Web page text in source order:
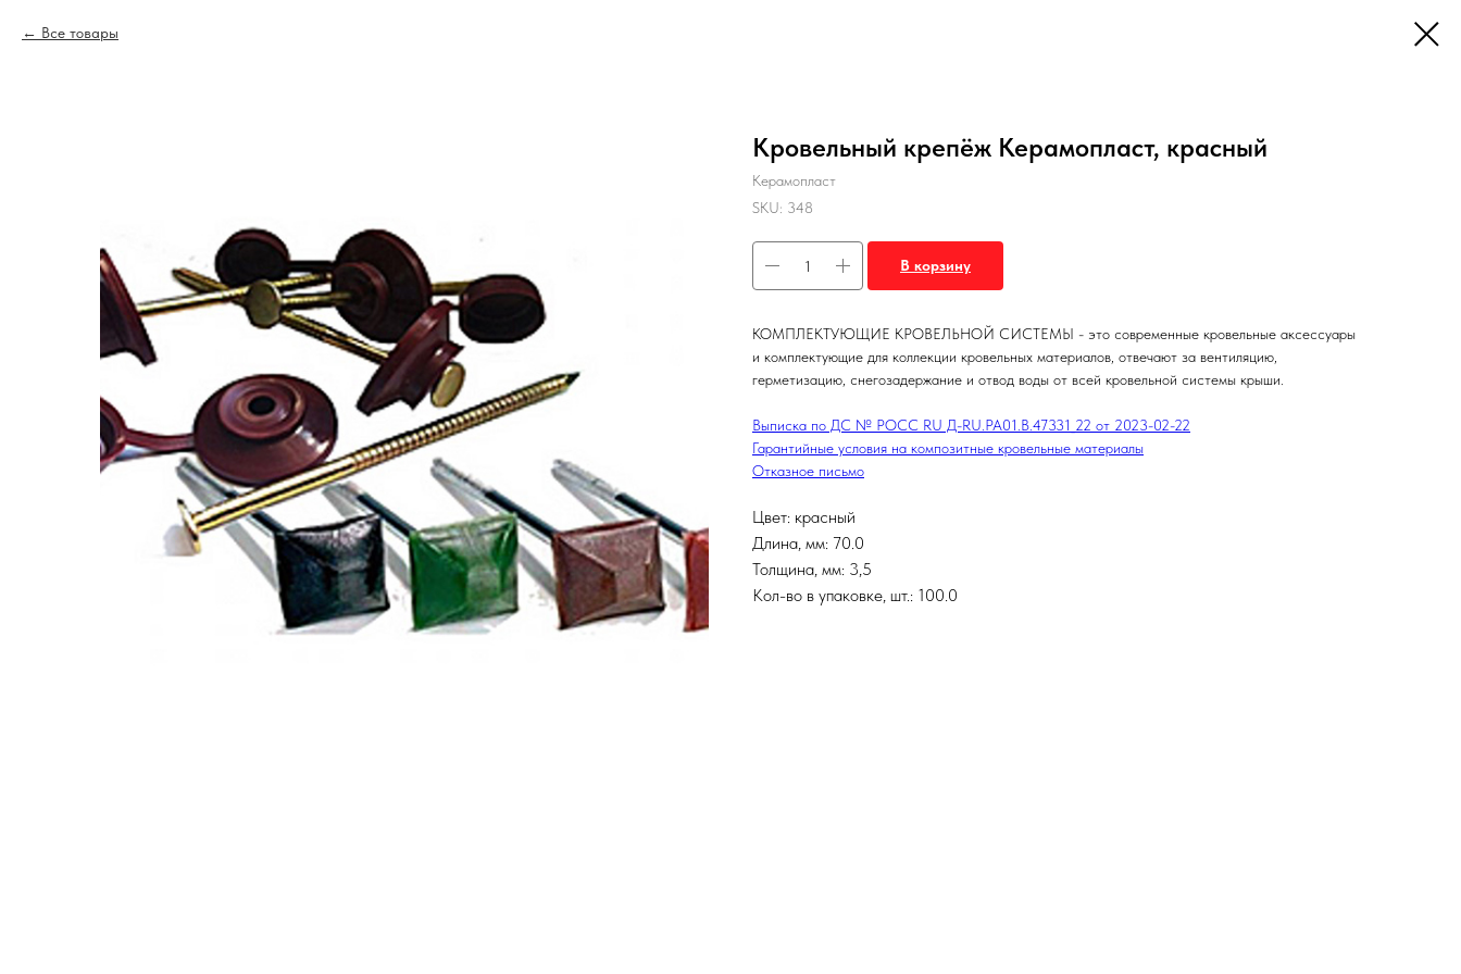
Все товары
Кровельный крепёж Керамопласт, красный
Керамопласт
SKU: 348
В корзину
КОМПЛЕКТУЮЩИЕ КРОВЕЛЬНОЙ СИСТЕМЫ - это современные кровельные аксессуары
и комплектующие для коллекции кровельных материалов, отвечают за вентиляцию,
герметизацию, снегозадержание и отвод воды от всей кровельной системы крыши.
Выписка по ДС № РОСС RU Д-RU.РА01.В.47331_22 от 2023-02-22
Гарантийные условия на композитные кровельные материалы
Отказное письмо
Цвет: красный
Длина, мм: 70.0
Толщина, мм: 3,5
Кол-во в упаковке, шт.: 100.0